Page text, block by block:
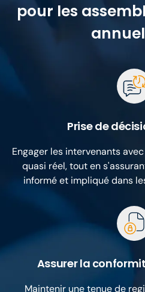
pour les
Prise de
Engager les intervenants
quasi réel, tout en
informé et impliqué dans
Assurer la
Maintenir une tenue de